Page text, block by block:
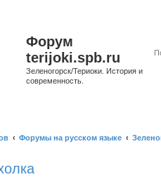
Форум
terijoki.spb.ru
Зеленогорск/Териоки. История и
современность.
Форумы на русском языке